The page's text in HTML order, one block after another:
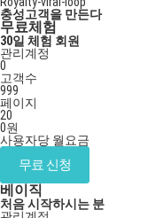
충성고객을 만든다
무료체험
30일 체험 회원
관리계정
0
고객수
999
페이지
20
0원
사용자당 월요금
무료 신청
베이직
처음 시작하시는 분